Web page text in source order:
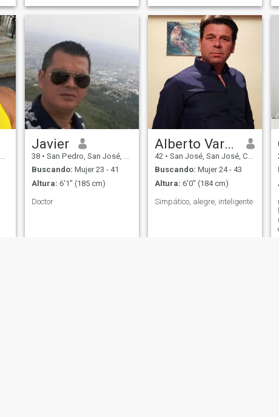
meet me I will provide with
transport.
Javier
38 • San Pedro, San José, Costa Rica
Buscando: Mujer 23 - 41
Altura: 6'1" (185 cm)
Doctor
Alberto Vargas
42 • San José, San José, Costa Rica
Buscando: Mujer 24 - 43
Altura: 6'0" (184 cm)
Simpático, alegre, inteligente